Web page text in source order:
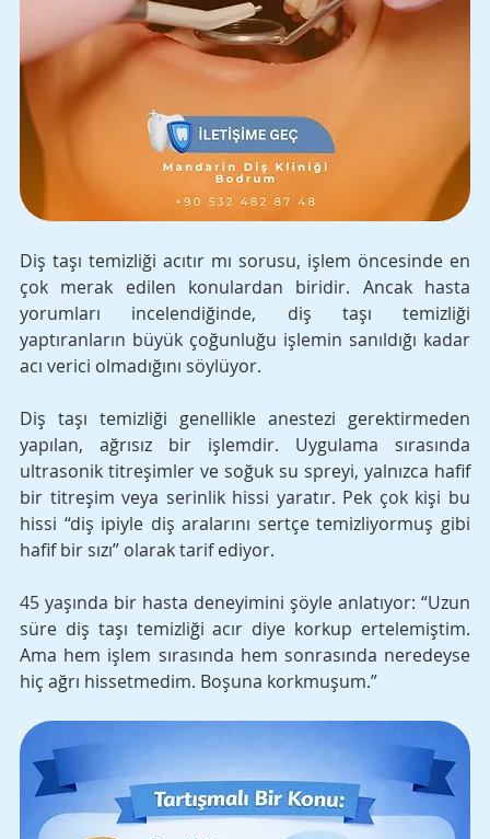
Diş taşı temizliği acıtır mı sorusu, işlem öncesinde en
çok merak edilen konulardan biridir. Ancak hasta
yorumları incelendiğinde, diş taşı temizliği
yaptıranların büyük çoğunluğu işlemin sanıldığı kadar
acı verici olmadığını söylüyor.
Diş taşı temizliği genellikle anestezi gerektirmeden
yapılan, ağrısız bir işlemdir. Uygulama sırasında
ultrasonik titreşimler ve soğuk su spreyi, yalnızca hafif
bir titreşim veya serinlik hissi yaratır. Pek çok kişi bu
hissi “diş ipiyle diş aralarını sertçe temizliyormuş gibi
hafif bir sızı” olarak tarif ediyor.
45 yaşında bir hasta deneyimini şöyle anlatıyor: “Uzun
süre diş taşı temizliği acır diye korkup ertelemiştim.
Ama hem işlem sırasında hem sonrasında neredeyse
hiç ağrı hissetmedim. Boşuna korkmuşum.”